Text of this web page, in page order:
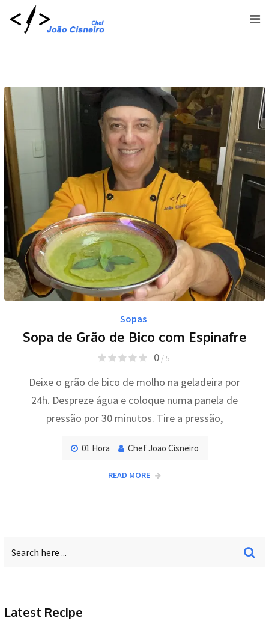
Sopas
Sopa de Grão de Bico com Espinafre
0/ 5
Deixe o grão de bico de molho na geladeira por
24h. Despreze água e coloque numa panela de
pressão por 30 minutos. Tire a pressão,
01 Hora Chef Joao Cisneiro
READ MORE
Latest Recipe